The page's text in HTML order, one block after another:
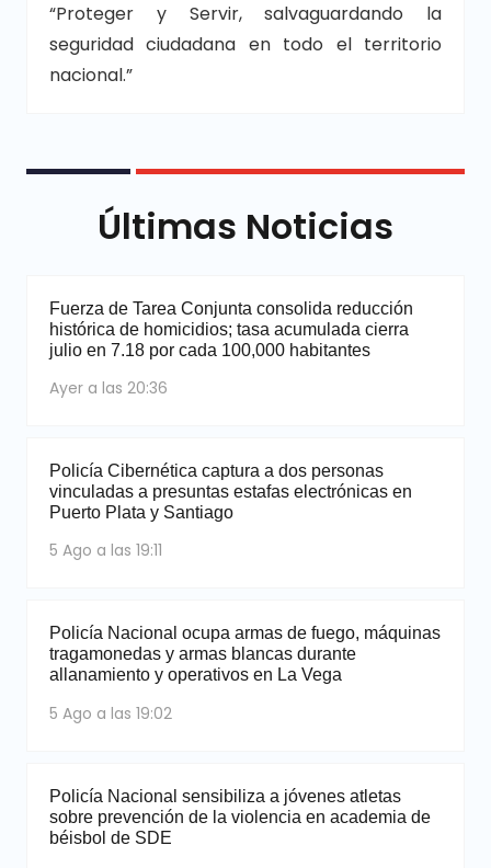
“Proteger y Servir, salvaguardando la
seguridad ciudadana en todo el territorio
nacional.”
Últimas Noticias
Fuerza de Tarea Conjunta consolida reducción
histórica de homicidios; tasa acumulada cierra
julio en 7.18 por cada 100,000 habitantes
Ayer a las 20:36
Policía Cibernética captura a dos personas
vinculadas a presuntas estafas electrónicas en
Puerto Plata y Santiago
5 Ago a las 19:11
Policía Nacional ocupa armas de fuego, máquinas
tragamonedas y armas blancas durante
allanamiento y operativos en La Vega
5 Ago a las 19:02
Policía Nacional sensibiliza a jóvenes atletas
sobre prevención de la violencia en academia de
béisbol de SDE